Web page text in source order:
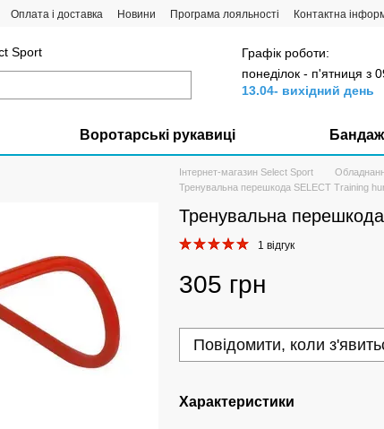
Оплата і доставка Новини Програма лояльності Контактна
Sport
Графік роботи:
понеділок - п'ятниця з
13.04- вихідний день
Воротарські рукавиці
Інтернет-магазин Select Sport
Тренувальна перешкода SELECT Training
Тренувальна
1 відгук
305 грн
Повідомити, коли
Характеристики